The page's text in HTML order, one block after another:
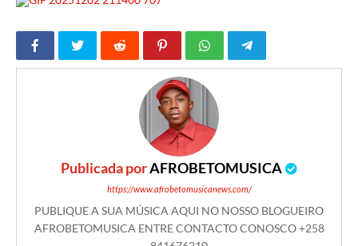
Publicada porAFROBETOMUSICA
https://www.afrobetomusicanews.com/
PUBLIQUE A SUA MÚSICA AQUI NO NOSSO BLOGUEIRO
AFROBETOMUSICA ENTRE CONTACTO CONOSCO +258